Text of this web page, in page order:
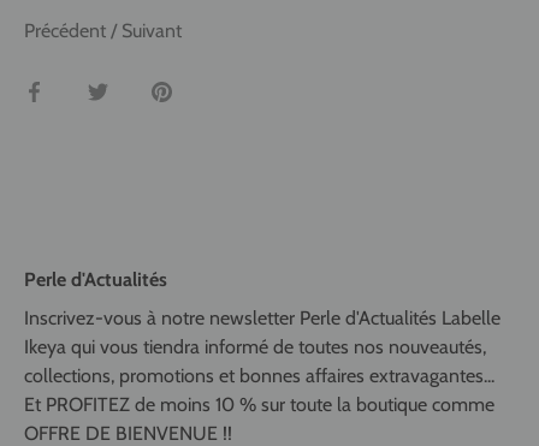
Précédent / Suivant
Partager TweeterÉpingler
Perle d'Actualités
Inscrivez-vous à notre newsletter Perle d'Actualités Labelle
Ikeya qui vous tiendra informé de toutes nos nouveautés,
collections, promotions et bonnes affaires extravagantes...
Et PROFITEZ de moins 10 % sur toute la boutique comme
OFFRE DE BIENVENUE !!